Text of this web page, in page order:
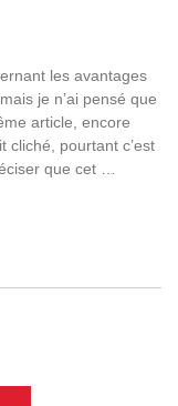
les avantages
je n’ai pensé que
article, encore
cliché, pourtant c’est
que cet …